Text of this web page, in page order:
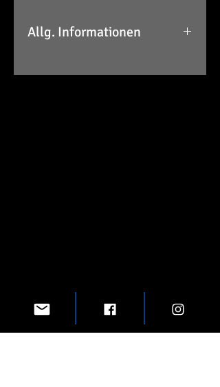
Allg. Informationen
Downloadlink der 30 Tage gültig ist.